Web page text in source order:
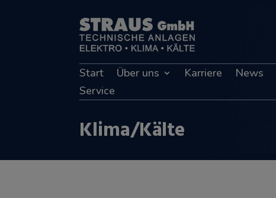
Start Über uns Karriere News
Service
Klima/Kälte